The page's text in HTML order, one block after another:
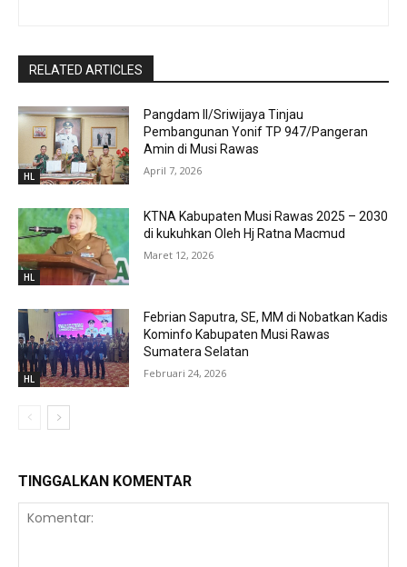
RELATED ARTICLES
HL
Pangdam II/Sriwijaya Tinjau
Pembangunan Yonif TP 947/Pangeran
Amin di Musi Rawas
April 7, 2026
HL
KTNA Kabupaten Musi Rawas 2025 – 2030
di kukuhkan Oleh Hj Ratna Macmud
Maret 12, 2026
HL
Febrian Saputra, SE, MM di Nobatkan Kadis
Kominfo Kabupaten Musi Rawas
Sumatera Selatan
Februari 24, 2026
TINGGALKAN KOMENTAR